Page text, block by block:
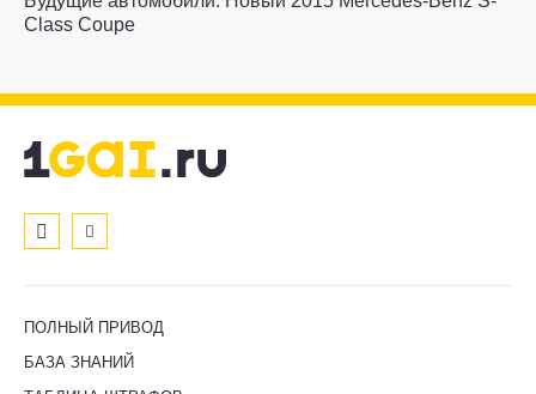
Class Coupe
ПОЛНЫЙ ПРИВОД
БАЗА ЗНАНИЙ